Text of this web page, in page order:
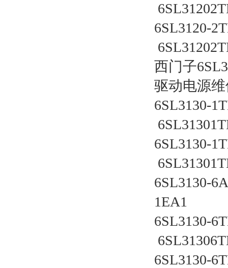
6SL3120-
西门子
驱动电源
6SL3130-
6SL3130-
6SL3130-
1EA1
6SL3130-
6SL3130-